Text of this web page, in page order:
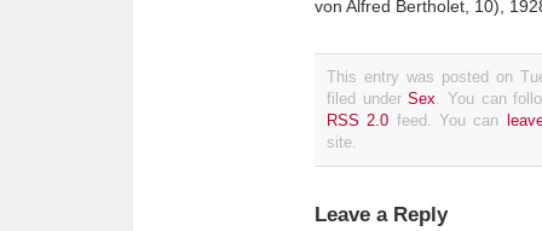
von Alfred Bertholet, 10),
This entry was posted on
filed underSex. You can
RSS 2.0 feed. You can
site.
Leave a Reply